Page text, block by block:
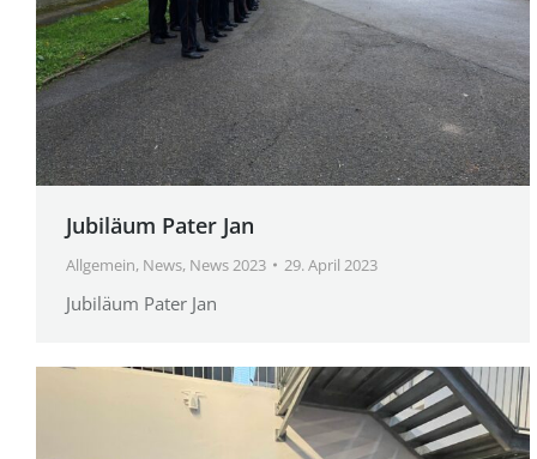
Jubiläum Pater Jan
Allgemein, News, News 2023 29. April 2023
Jubiläum Pater Jan